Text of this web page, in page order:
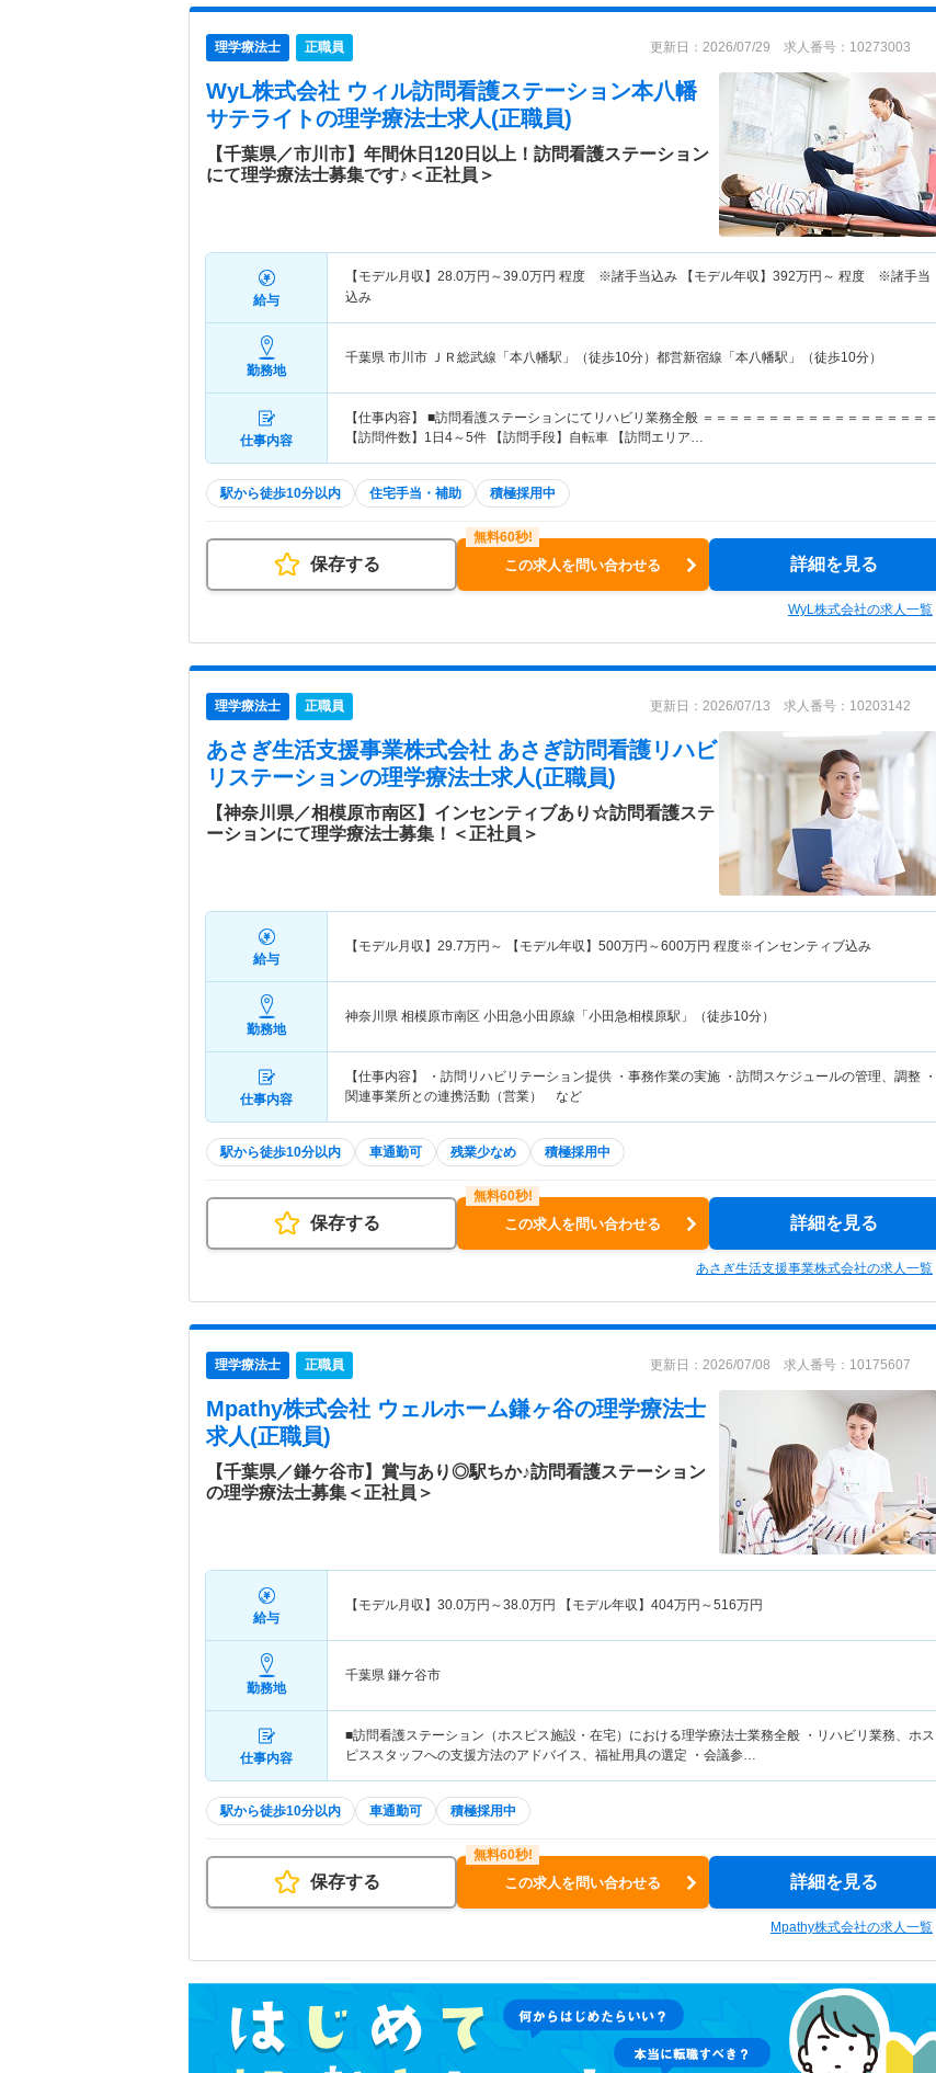
理学療法士 正職員 更新日：2026/07/29 求人番号：10273003
WyL株式会社 ウィル訪問看護ステーション本八幡
サテライトの理学療法士求人(正職員)
【千葉県／市川市】年間休日120日以上！訪問看護ステーション
にて理学療法士募集です♪＜正社員＞
給与
【モデル月収】 28.0万円～39.0万円 程度 ※諸手当込み 【モデル年収】 392万円～ 程度 ※諸手当
込み
勤務地
千葉県 市川市 ＪＲ総武線「本八幡駅」（徒歩10分）都営新宿線「本八幡駅」（徒歩10分）
仕事内容
【仕事内容】 ■訪問看護ステーションにてリハビリ業務全般 ＝＝＝＝＝＝＝＝＝＝＝＝＝＝＝＝＝＝
【訪問件数】1日4～5件 【訪問手段】自転車 【訪問エリア…
駅から徒歩10分以内 住宅手当・補助 積極採用中
保存する この求人を問い合わせる 詳細を見る
WyL株式会社の求人一覧
理学療法士 正職員 更新日：2026/07/13 求人番号：10203142
あさぎ生活支援事業株式会社 あさぎ訪問看護リハビ
リステーションの理学療法士求人(正職員)
【神奈川県／相模原市南区】インセンティブあり☆訪問看護ステ
ーションにて理学療法士募集！＜正社員＞
給与
【モデル月収】 29.7万円～ 【モデル年収】 500万円～600万円 程度※インセンティブ込み
勤務地
神奈川県 相模原市南区 小田急小田原線「小田急相模原駅」（徒歩10分）
仕事内容
【仕事内容】 ・訪問リハビリテーション提供 ・事務作業の実施 ・訪問スケジュールの管理、調整 ・
関連事業所との連携活動（営業） など
駅から徒歩10分以内 車通勤可 残業少なめ 積極採用中
保存する この求人を問い合わせる 詳細を見る
あさぎ生活支援事業株式会社の求人一覧
理学療法士 正職員 更新日：2026/07/08 求人番号：10175607
Mpathy株式会社 ウェルホーム鎌ヶ谷の理学療法士
求人(正職員)
【千葉県／鎌ケ谷市】賞与あり◎駅ちか♪訪問看護ステーション
の理学療法士募集＜正社員＞
給与
【モデル月収】 30.0万円～38.0万円 【モデル年収】 404万円～516万円
勤務地
千葉県 鎌ケ谷市
仕事内容
■訪問看護ステーション（ホスピス施設・在宅）における理学療法士業務全般 ・リハビリ業務、ホス
ピススタッフへの支援方法のアドバイス、福祉用具の選定 ・会議参…
駅から徒歩10分以内 車通勤可 積極採用中
保存する この求人を問い合わせる 詳細を見る
Mpathy株式会社の求人一覧